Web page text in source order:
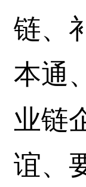
链、
本通
业链
谊、